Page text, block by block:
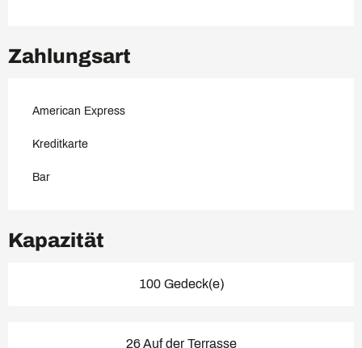
Zahlungsart
American Express
Kreditkarte
Bar
Kapazität
100 Gedeck(e)
26 Auf der Terrasse